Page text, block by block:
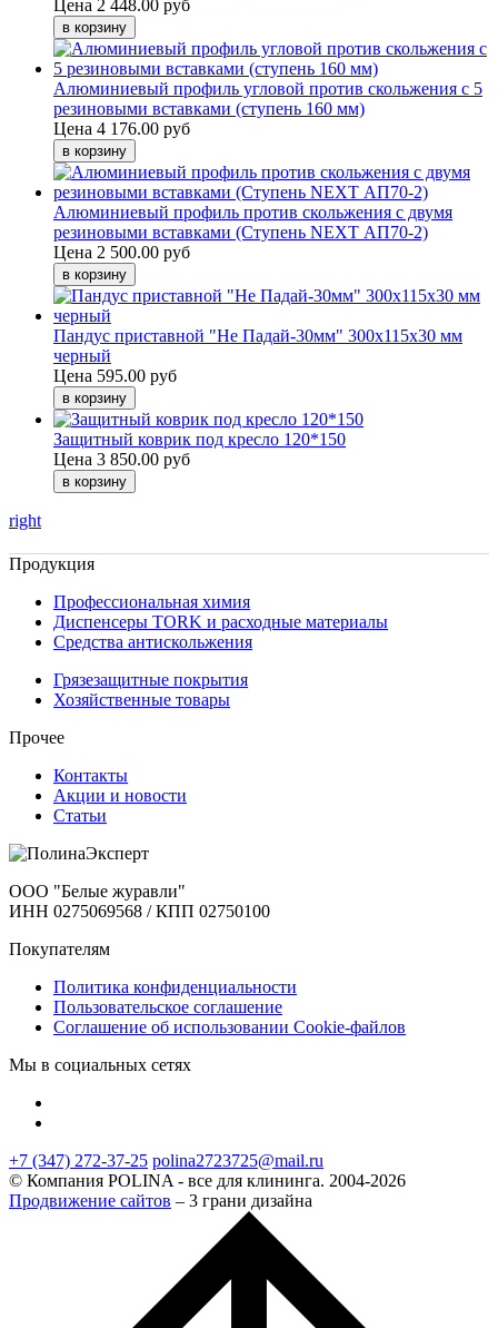
Цена 2 448.00 руб
Алюминиевый профиль угловой против скольжения с 5
резиновыми вставками (ступень 160 мм)
Цена 4 176.00 руб
Алюминиевый профиль против скольжения с двумя
резиновыми вставками (Ступень NEXT АП70-2)
Цена 2 500.00 руб
Пандус приставной "Не Падай-30мм" 300х115х30 мм
черный
Цена 595.00 руб
Защитный коврик под кресло 120*150
Цена 3 850.00 руб
right
Продукция
Профессиональная химия
Диспенсеры TORK и расходные материалы
Cредства антискольжения
Грязезащитные покрытия
Хозяйственные товары
Прочее
Контакты
Акции и новости
Статьи
ООО "Белые журавли"
ИНН 0275069568 / КПП 02750100
Покупателям
Политика конфиденциальности
Пользовательское соглашение
Соглашение об использовании Cookie-файлов
Мы в социальных сетях
+7 (347) 272-37-25 polina2723725@mail.ru
© Компания POLINA - все для клининга. 2004-2026
Продвижение сайтов – 3 грани дизайна